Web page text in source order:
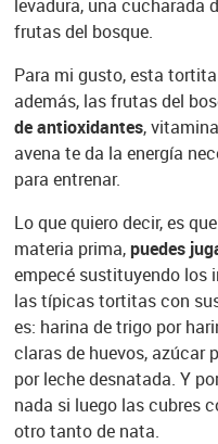
levadura, una cucharada
frutas del bosque.
Para mi gusto, esta
además, las frutas del
de antioxidantes,
avena te da la energía
para entrenar.
Lo que quiero decir, es
materia prima,puedes
empecé sustituyendo los
las típicas tortitas con
es: harina de trigo por
claras de huevos, azúcar
por leche desnatada. Y
nada si luego las cubres
otro tanto de nata.